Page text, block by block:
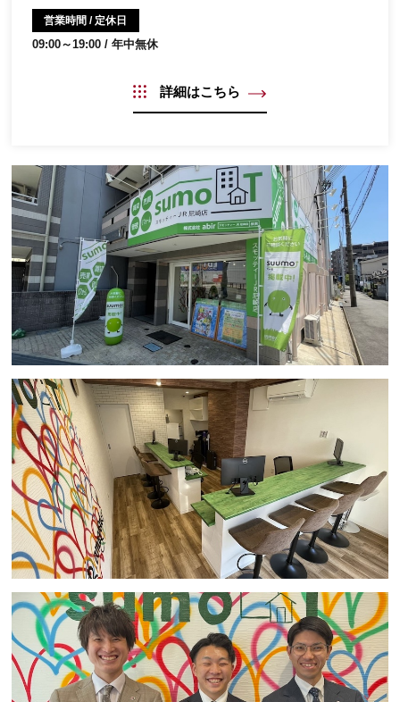
営業時間 / 定休日
09:00～19:00 / 年中無休
詳細はこちら